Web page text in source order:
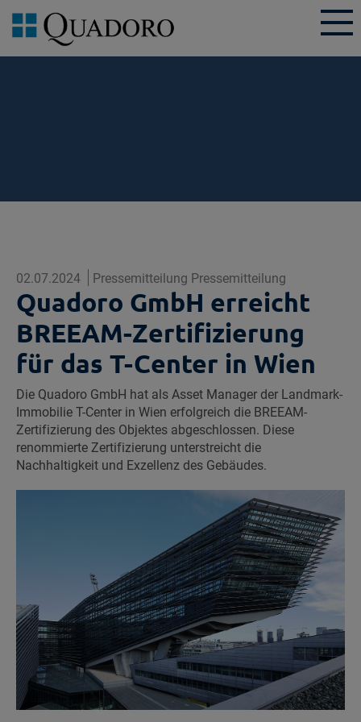
02.07.2024 Pressemitteilung Pressemitteilung
Quadoro GmbH erreicht
BREEAM-Zertifizierung
für das T-Center in Wien
Die Quadoro GmbH hat als Asset Manager der Landmark-
Immobilie T-Center in Wien erfolgreich die BREEAM-
Zertifizierung des Objektes abgeschlossen. Diese
renommierte Zertifizierung unterstreicht die
Nachhaltigkeit und Exzellenz des Gebäudes.